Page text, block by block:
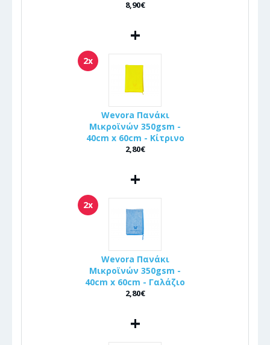
8,90€
+
2x
Wevora Πανάκι
Μικροϊνών 350gsm -
40cm x 60cm - Κίτρινο
2,80€
+
2x
Wevora Πανάκι
Μικροϊνών 350gsm -
40cm x 60cm - Γαλάζιο
2,80€
+